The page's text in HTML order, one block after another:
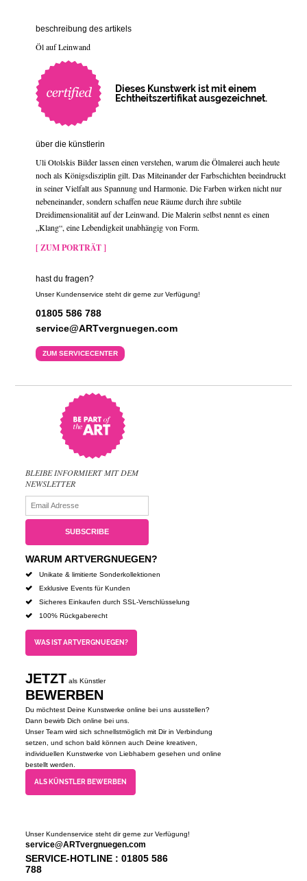
beschreibung des artikels
Öl auf Leinwand
Dieses Kunstwerk ist mit einem
Echtheitszertifikat ausgezeichnet.
über die künstlerin
Uli Otolskis Bilder lassen einen verstehen, warum die Ölmalerei auch heute
noch als Königsdisziplin gilt. Das Miteinander der Farbschichten beeindruckt
in seiner Vielfalt aus Spannung und Harmonie. Die Farben wirken nicht nur
nebeneinander, sondern schaffen neue Räume durch ihre subtile
Dreidimensionalität auf der Leinwand. Die Malerin selbst nennt es einen
„Klang“, eine Lebendigkeit unabhängig von Form.
[ ZUM PORTRÄT ]
hast du fragen?
Unser Kundenservice steht dir gerne zur Verfügung!
01805 586 788
service@ARTvergnuegen.com
ZUM SERVICECENTER
BLEIBE INFORMIERT MIT DEM
NEWSLETTER
WARUM ARTVERGNUEGEN?
Unikate & limitierte Sonderkollektionen
Exklusive Events für Kunden
Sicheres Einkaufen durch SSL-Verschlüsselung
100% Rückgaberecht
WAS IST ARTVERGNUEGEN?
JETZT als Künstler
BEWERBEN
Du möchtest Deine Kunstwerke online bei uns ausstellen?
Dann bewirb Dich online bei uns.
Unser Team wird sich schnellstmöglich mit Dir in Verbindung
setzen, und schon bald können auch Deine kreativen,
individuellen Kunstwerke von Liebhabern gesehen und online
bestellt werden.
ALS KÜNSTLER BEWERBEN
Unser Kundenservice steht dir gerne zur Verfügung!
service@ARTvergnuegen.com
SERVICE-HOTLINE : 01805 586
788